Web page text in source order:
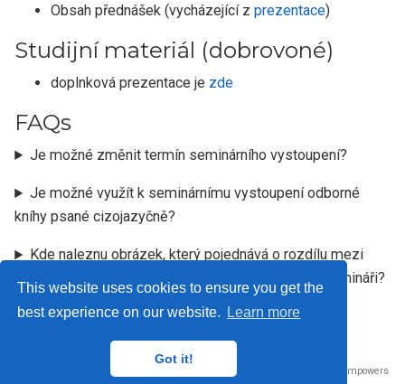
This website uses cookies to ensure you get the
best experience on our website.
Learn more
Got it!
Obsah přednášek (vycházející zprezentace)
Studijní materiál (dobrovoné)
doplnková prezentace je zde
FAQs
Je možné změnit termín seminárního vystoupení?
Je možné využít k seminárnímu vystoupení odborné
kníhy psané cizojazyčně?
Kde naleznu obrázek, který pojednává o rozdílu mezi
vnímáním a poznáváním a který byl zminován na semináři?
Wowchemy open source
website builder that empowers